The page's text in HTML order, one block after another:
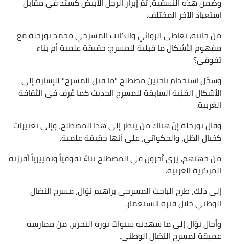
استعباد الآخر المختلف.
من جانبه، تعاطى الروائي والكاتب المسرحي محمد بورحلة مع
مفهوم الأشكال ما قبلية للمسرح: حقيقة علمية أم بناء
تفوقي؟
وسجّل استخدام باحثين مصطلح "ما قبل المسرح" للإشارة إلى
الأشكال الفنية السابقة للمسرح الحديث كما عُرف في الثقافة
الغربية.
وقال بورحلة إنّ هناك من ينظر إلى هذا المصطلح، وإلى تعبيرات
كخيال الظل، والحكواتي، على أنها حقيقة علمية.
من جهتهم، يرى آخرون في المصطلح بناءً تفوقياً وتمييزياً أفرزته
المركزية الغربية.
إلى ذلك، طرح الباحث المسرحي براهيم نوّال، مسرح النضال
الوطني خلال فترة الاستعمار.
وأحال نوّال إلى ما شهدته سنوات ثورة التحرير، من ممارسة
عميقة لمسرح النضال الوطني.